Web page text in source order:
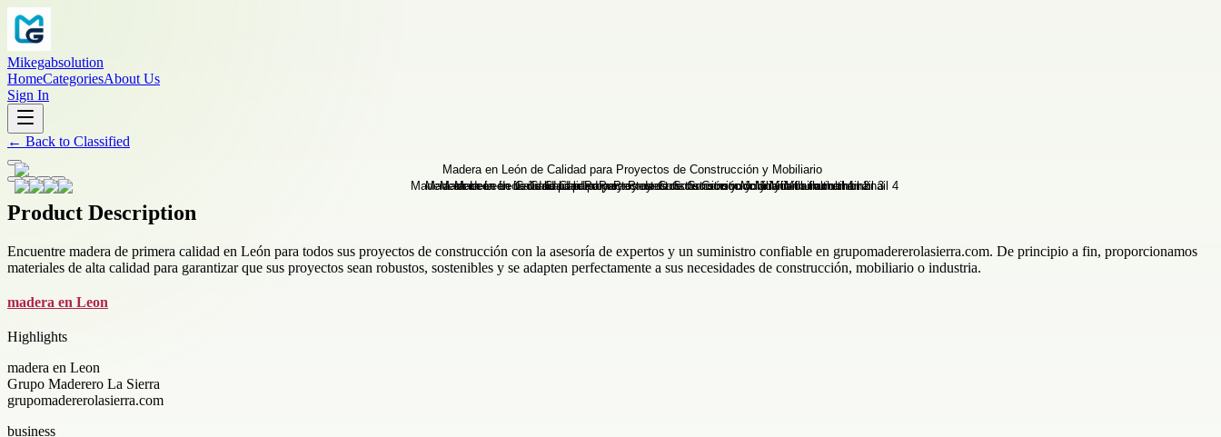
Mikegabsolution
HomeCategoriesAbout Us
Sign In
← Back to Classified
Product Description
Encuentre madera de primera calidad en León para todos sus proyectos de construcción con la asesoría de expertos y un suministro confiable en grupomadererolasierra.com. De principio a fin, proporcionamos
materiales de alta calidad para garantizar que sus proyectos sean robustos, sostenibles y se adapten perfectamente a sus necesidades de construcción, mobiliario o industria.
madera en Leon
Highlights
madera en Leon
Grupo Maderero La Sierra
grupomadererolasierra.com
business